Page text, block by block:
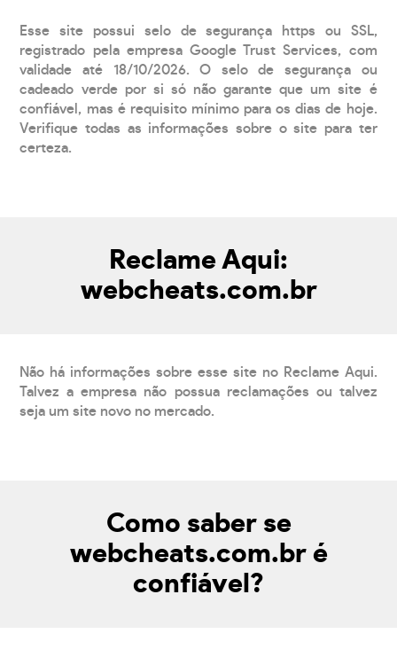
Esse site possui selo de segurança https ou SSL,
registrado pela empresa Google Trust Services, com
validade até 18/10/2026. O selo de segurança ou
cadeado verde por si só não garante que um site é
confiável, mas é requisito mínimo para os dias de hoje.
Verifique todas as informações sobre o site para ter
certeza.
Reclame Aqui:
webcheats.com.br
Não há informações sobre esse site no Reclame Aqui.
Talvez a empresa não possua reclamações ou talvez
seja um site novo no mercado.
Como saber se
webcheats.com.br é
confiável?